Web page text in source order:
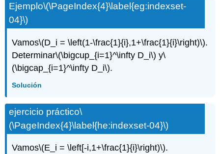
Ejemplo\(\PageIndex{4}\label{eg:indexset-
04}\)
Vamos\(D_i = \left(1-\frac{1}{i},1+\frac{1}{i}\right)\).
Determinar\(\bigcup_{i=1}^\infty D_i\) y\
(\bigcap_{i=1}^\infty D_i\).
Solución
ejercicio práctico\
(\PageIndex{4}\label{he:indexset-04}\)
Vamos\(E_i = \left[-i,1+\frac{1}{i}\right)\).